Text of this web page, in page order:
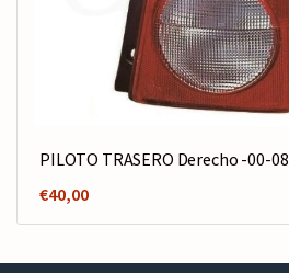
PILOTO TRASERO Derecho -00-08
€40,00